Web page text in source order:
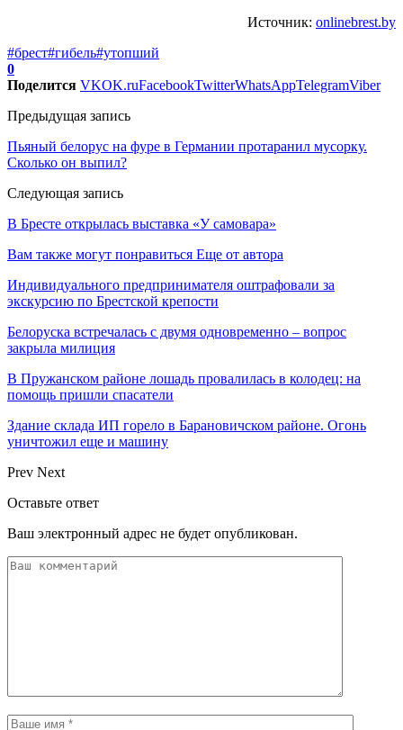
Источник: onlinebrest.by
#брест#гибель#утопший
0
Поделится VKOK.ruFacebookTwitterWhatsAppTelegramViber
Предыдущая запись
Пьяный белорус на фуре в Германии протаранил мусорку.
Сколько он выпил?
Следующая запись
В Бресте открылась выставка «У самовара»
Вам также могут понравиться Еще от автора
Индивидуального предпринимателя оштрафовали за
экскурсию по Брестской крепости
Белоруска встречалась с двумя одновременно – вопрос
закрыла милиция
В Пружанском районе лошадь провалилась в колодец: на
помощь пришли спасатели
Здание склада ИП горело в Барановичском районе. Огонь
уничтожил еще и машину
Prev Next
Оставьте ответ
Ваш электронный адрес не будет опубликован.